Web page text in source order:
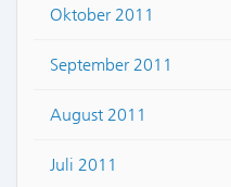
Oktober 2011
September 2011
August 2011
Juli 2011